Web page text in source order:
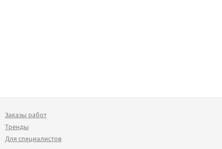
Заказы работ
Тренды
Для специалистов